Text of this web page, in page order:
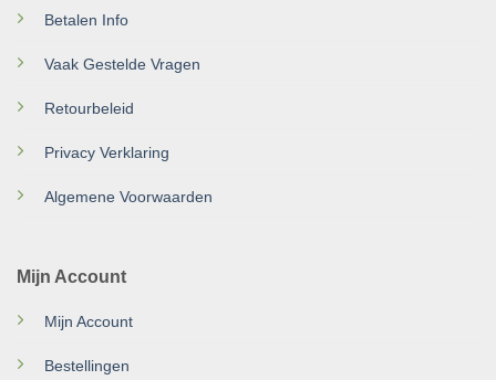
Betalen Info
Vaak Gestelde Vragen
Retourbeleid
Privacy Verklaring
Algemene Voorwaarden
Mijn Account
Mijn Account
Bestellingen